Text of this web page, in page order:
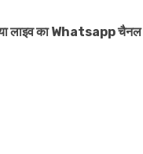
लाइव का Whatsapp चैनल